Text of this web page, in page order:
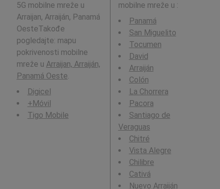
5G mobilne mreže u
Arraijan, Arraiján, Panamá
OesteTakođe
pogledajte: mapu
pokrivenosti mobilne
mreže u Arraijan, Arraiján,
Panamá Oeste.
Digicel
+Móvil
Tigo Mobile
mobilne mreže u :
Panamá
San Miguelito
Tocumen
David
Arraiján
Colón
La Chorrera
Pacora
Santiago de
Veraguas
Chitré
Vista Alegre
Chilibre
Cativá
Nuevo Arraiján